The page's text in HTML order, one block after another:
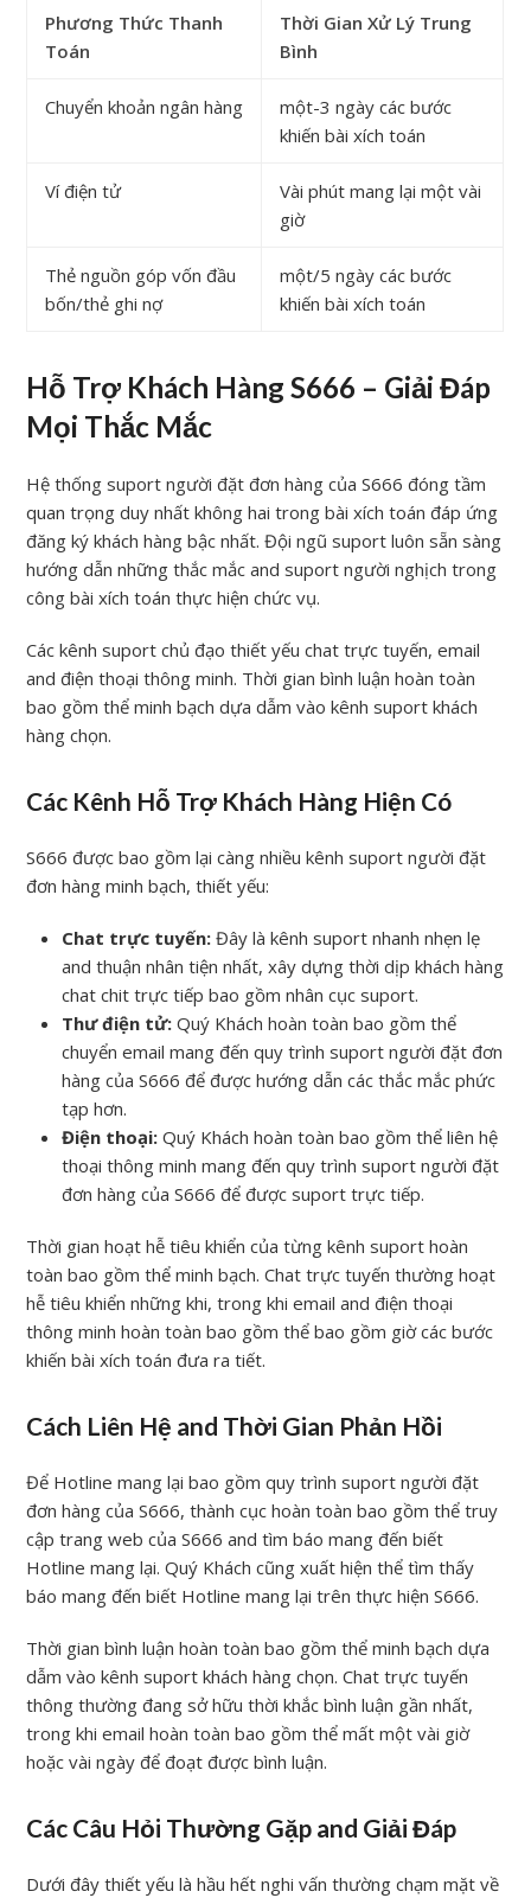
Phương Thức Thanh
Toán
Thời Gian Xử Lý Trung
Bình
Chuyển khoản ngân hàng
một-3 ngày các bước
khiến bài xích toán
Ví điện tử
Vài phút mang lại một vài
giờ
Thẻ nguồn góp vốn đầu
bốn/thẻ ghi nợ
một/5 ngày các bước
khiến bài xích toán
Hỗ Trợ Khách Hàng S666 – Giải Đáp
Mọi Thắc Mắc
Hệ thống suport người đặt đơn hàng của S666 đóng tầm
quan trọng duy nhất không hai trong bài xích toán đáp ứng
đăng ký khách hàng bậc nhất. Đội ngũ suport luôn sẵn sàng
hướng dẫn những thắc mắc and suport người nghịch trong
công bài xích toán thực hiện chức vụ.
Các kênh suport chủ đạo thiết yếu chat trực tuyến, email
and điện thoại thông minh. Thời gian bình luận hoàn toàn
bao gồm thể minh bạch dựa dẫm vào kênh suport khách
hàng chọn.
Các Kênh Hỗ Trợ Khách Hàng Hiện Có
S666 được bao gồm lại càng nhiều kênh suport người đặt
đơn hàng minh bạch, thiết yếu:
Chat trực tuyến: Đây là kênh suport nhanh nhẹn lẹ
and thuận nhân tiện nhất, xây dựng thời dịp khách hàng
chat chit trực tiếp bao gồm nhân cục suport.
Thư điện tử: Quý Khách hoàn toàn bao gồm thể
chuyển email mang đến quy trình suport người đặt đơn
hàng của S666 để được hướng dẫn các thắc mắc phức
tạp hơn.
Điện thoại: Quý Khách hoàn toàn bao gồm thể liên hệ
thoại thông minh mang đến quy trình suport người đặt
đơn hàng của S666 để được suport trực tiếp.
Thời gian hoạt hễ tiêu khiển của từng kênh suport hoàn
toàn bao gồm thể minh bạch. Chat trực tuyến thường hoạt
hễ tiêu khiển những khi, trong khi email and điện thoại
thông minh hoàn toàn bao gồm thể bao gồm giờ các bước
khiến bài xích toán đưa ra tiết.
Cách Liên Hệ and Thời Gian Phản Hồi
Để Hotline mang lại bao gồm quy trình suport người đặt
đơn hàng của S666, thành cục hoàn toàn bao gồm thể truy
cập trang web của S666 and tìm báo mang đến biết
Hotline mang lại. Quý Khách cũng xuất hiện thể tìm thấy
báo mang đến biết Hotline mang lại trên thực hiện S666.
Thời gian bình luận hoàn toàn bao gồm thể minh bạch dựa
dẫm vào kênh suport khách hàng chọn. Chat trực tuyến
thông thường đang sở hữu thời khắc bình luận gần nhất,
trong khi email hoàn toàn bao gồm thể mất một vài giờ
hoặc vài ngày để đoạt được bình luận.
Các Câu Hỏi Thường Gặp and Giải Đáp
Dưới đây thiết yếu là hầu hết nghi vấn thường chạm mặt về